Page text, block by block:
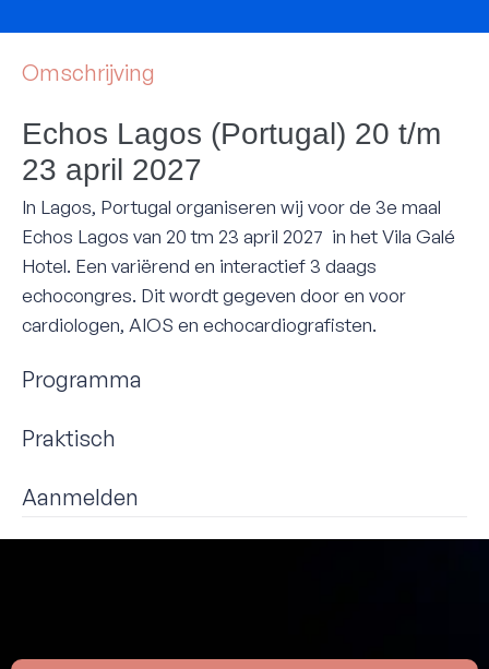
Omschrijving
Programma
Praktisch
Aanmelden
Echos Lagos (Portugal) 20 t/m
23 april 2027
In Lagos, Portugal organiseren wij voor de 3e maal
Echos Lagos van 20 tm 23 april 2027 in het Vila Galé
Hotel. Een variërend en interactief 3 daags
echocongres. Dit wordt gegeven door en voor
cardiologen, AIOS en echocardiografisten.